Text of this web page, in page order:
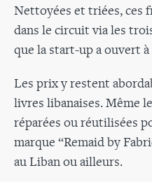
Nettoyées et triées, ces
dans le circuit via les
que la start-up a ouvert
Les prix y restent
livres libanaises. Même
réparées ou réutilisées
marque “Remaid by
au Liban ou ailleurs.